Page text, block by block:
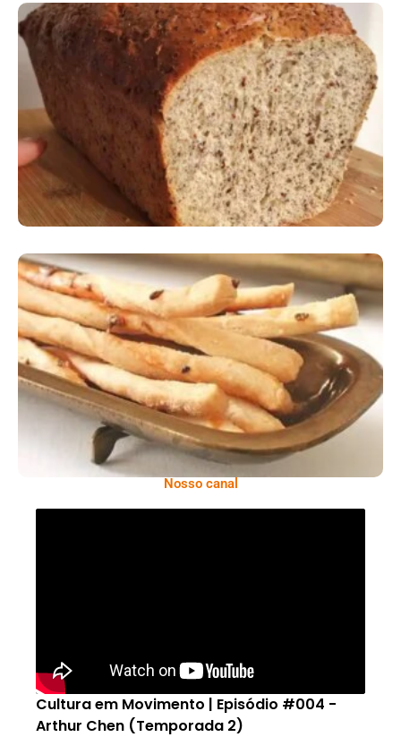
Comer Bem: Pão Low Carb
Comer Bem: Palitinhos De Cebola E Salsa
Nosso canal
Cultura em Movimento | Episódio #004 -
Arthur Chen (Temporada 2)